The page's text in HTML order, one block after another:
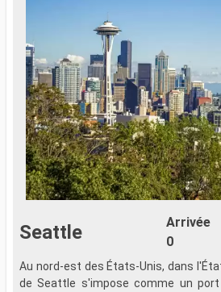
Seattle
Arrivée
0
Au nord-est des États-Unis, dans
de Seattle s'impose comme un port